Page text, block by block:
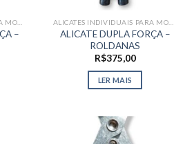
–
ALICATE DUPLA FORÇA –
ROLDANAS
R$375,00
LER MAIS